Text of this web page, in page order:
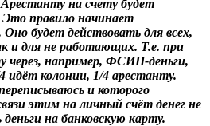
на счету будет
Это правило начинает
будет действовать для всех,
и для не работающих. Т.е. при
через, например, ФСИН-деньги,
идёт колонии, 1/4 арестанту.
и которого
этим на личный счёт денег не
на банковскую карту.